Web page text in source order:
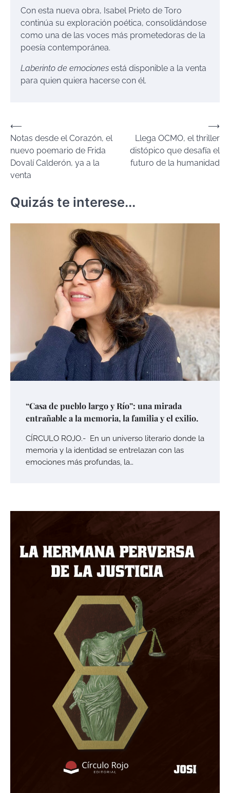
Con esta nueva obra, Isabel Prieto de Toro
continúa su exploración poética, consolidándose
como una de las voces más prometedoras de la
poesía contemporánea.
Laberinto de emociones está disponible a la venta
para quien quiera hacerse con él.
Navegación
de
entradas
⟵
Notas desde el Corazón, el
nuevo poemario de Frida
Dovalí Calderón, ya a la
venta
Llega OCMO, el thriller
distópico que desafía el
futuro de la humanidad
⟶
Quizás te interese...
“Casa de pueblo largo y Río”: una mirada
entrañable a la memoria, la familia y el exilio.
CÍRCULO ROJO.- En un universo literario donde la
memoria y la identidad se entrelazan con las
emociones más profundas, la…